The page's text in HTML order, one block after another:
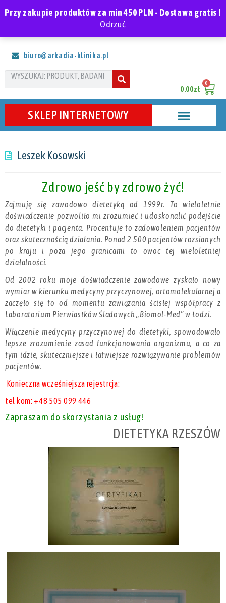
Przy zakupie produktów za min 450 PLN - Dostawa gratis !
Odrzuć
Polski
ARKADIA Klinika Zdrowia
biuro@arkadia-klinika.pl
0.00zł
0
SKLEP INTERNETOWY
Leszek Kosowski
Zdrowo jeść by zdrowo żyć!
Zajmuję się zawodowo dietetyką od 1999r. To wieloletnie
doświadczenie pozwoliło mi zrozumieć i udoskonalić podejście
do dietetyki i pacjenta. Procentuje to zadowoleniem pacjentów
oraz skutecznością działania. Ponad 2 500 pacjentów rozsianych
po kraju i poza jego granicami to owoc tej wieloletniej
działalności.
Od 2002 roku moje doświadczenie zawodowe zyskało nowy
wymiar w kierunku medycyny przyczynowej, ortomolekularnej a
zaczęło się to od momentu zawiązania ścisłej współpracy z
Laboratorium Pierwiastków Śladowych „Biomol-Med” w Łodzi.
Włączenie medycyny przyczynowej do dietetyki, spowodowało
lepsze zrozumienie zasad funkcjonowania organizmu, a co za
tym idzie, skuteczniejsze i łatwiejsze rozwiązywanie problemów
pacjentów.
Konieczna wcześniejsza rejestrcja:
tel kom: +48 505 099 446
Zapraszam do skorzystania z usług!
DIETETYKA RZESZÓW